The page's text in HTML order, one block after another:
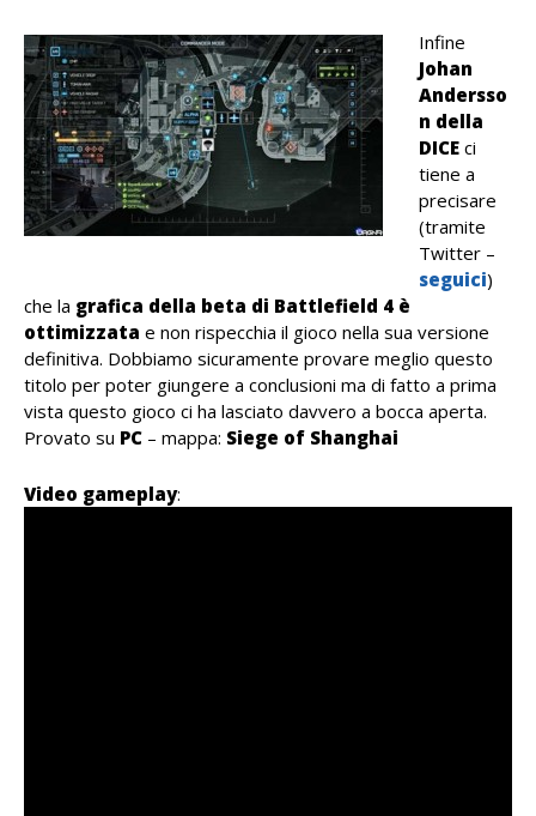
Infine
Johan
Andersso
n della
DICE ci
tiene a
precisare
(tramite
Twitter –
seguici)
che la grafica della beta di Battlefield 4 è
ottimizzata e non rispecchia il gioco nella sua versione
definitiva. Dobbiamo sicuramente provare meglio questo
titolo per poter giungere a conclusioni ma di fatto a prima
vista questo gioco ci ha lasciato davvero a bocca aperta.
Provato su PC – mappa: Siege of Shanghai
Video gameplay: